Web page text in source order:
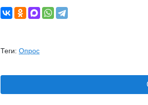
Теги: Опрос